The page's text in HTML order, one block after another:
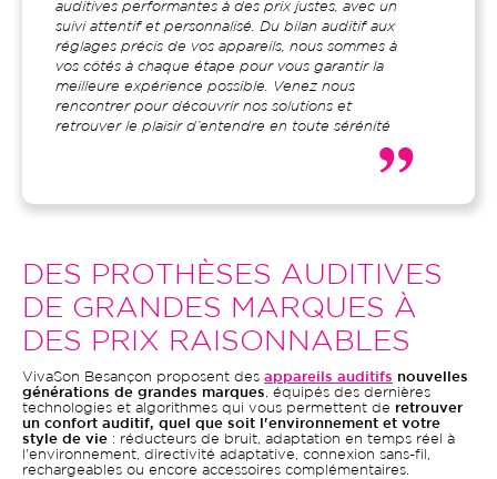
auditives performantes à des prix justes, avec un
suivi attentif et personnalisé. Du bilan auditif aux
réglages précis de vos appareils, nous sommes à
vos côtés à chaque étape pour vous garantir la
meilleure expérience possible. Venez nous
rencontrer pour découvrir nos solutions et
retrouver le plaisir d’entendre en toute sérénité
DES PROTHÈSES AUDITIVES
DE GRANDES MARQUES À
DES PRIX RAISONNABLES
VivaSon Besançon proposent des appareils auditifs nouvelles
générations de grandes marques , équipés des dernières
technologies et algorithmes qui vous permettent de retrouver
un confort auditif, quel que soit l'environnement et votre
style de vie : réducteurs de bruit, adaptation en temps réel à
l'environnement, directivité adaptative, connexion sans-fil,
rechargeables ou encore accessoires complémentaires.